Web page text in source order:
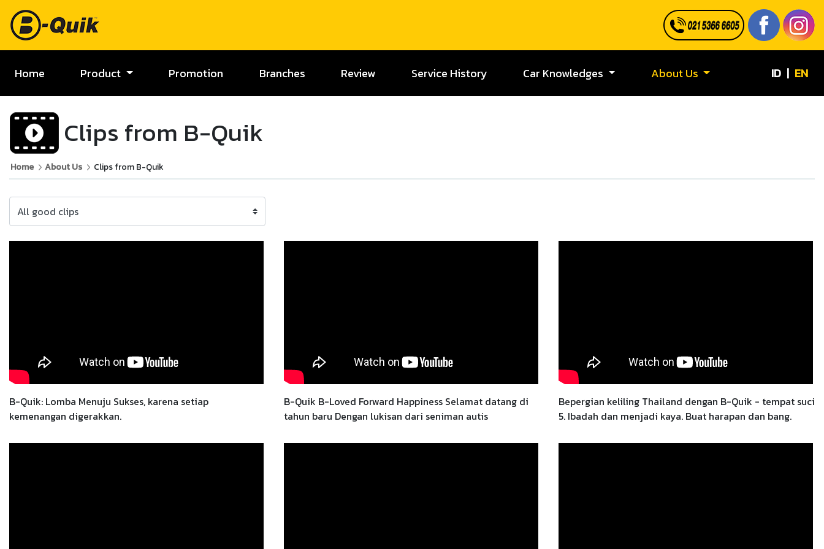
ID | EN
Home Product Promotion Branches Review Service History Car Knowledges About Us
Clips from B-Quik
Home About Us Clips from B-Quik
B-Quik: Lomba Menuju Sukses, karena setiap
kemenangan digerakkan.
B-Quik B-Loved Forward Happiness Selamat datang di
tahun baru Dengan lukisan dari seniman autis
Bepergian keliling Thailand dengan B-Quik - tempat suci
5. Ibadah dan menjadi kaya. Buat harapan dan bang.